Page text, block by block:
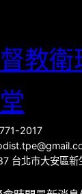
教衛
2017
台北市大安區新